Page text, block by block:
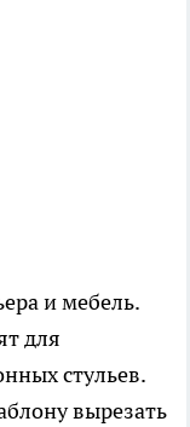
и мебель.
для
стульев.
вырезать